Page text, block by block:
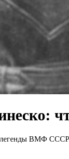
ВМФ СССР